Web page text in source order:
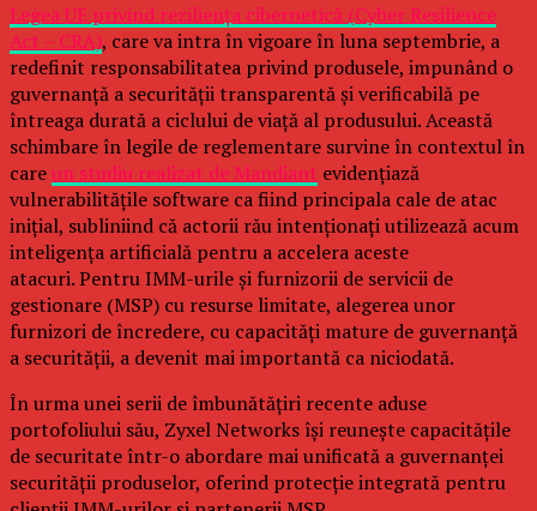
Legea UE privind reziliența cibernetică (Cyber Resilience
Act – CRA), care va intra în vigoare în luna septembrie, a
redefinit responsabilitatea privind produsele, impunând o
guvernanță a securității transparentă și verificabilă pe
întreaga durată a ciclului de viață al produsului. Această
schimbare în legile de reglementare survine în contextul în
careun studiu realizat de Mandiant evidențiază
vulnerabilitățile software ca fiind principala cale de atac
inițial, subliniind că actorii rău intenționați utilizează acum
inteligența artificială pentru a accelera aceste
atacuri. Pentru IMM-urile și furnizorii de servicii de
gestionare (MSP) cu resurse limitate, alegerea unor
furnizori de încredere, cu capacități mature de guvernanță
a securității, a devenit mai importantă ca niciodată.
În urma unei serii de îmbunătățiri recente aduse
portofoliului său, Zyxel Networks își reunește capacitățile
de securitate într-o abordare mai unificată a guvernanței
securității produselor, oferind protecție integrată pentru